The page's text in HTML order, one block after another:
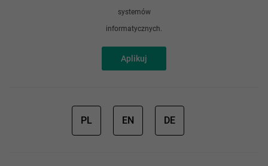
systemów
informatycznych.
Aplikuj
PL EN DE